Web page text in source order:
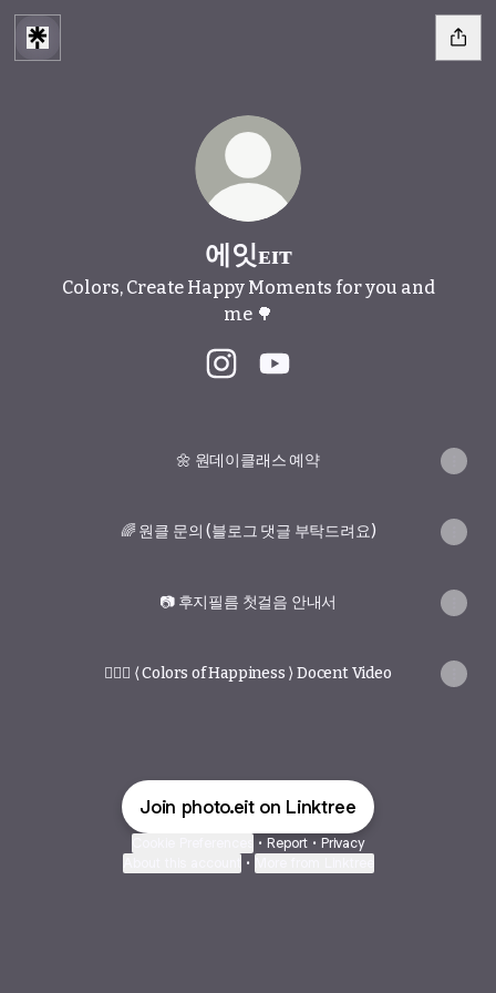
에잇ᴇɪᴛ
Colors, Create Happy Moments for you and
me 🌳
🌼 원데이클래스 예약
🌈 원클 문의 (블로그 댓글 부탁드려요)
📷 후지필름 첫걸음 안내서
🙋🏻‍♀️ ⟨ Colors of Happiness ⟩ Docent Video
Join photo.eit on Linktree
• Report • Privacy
•